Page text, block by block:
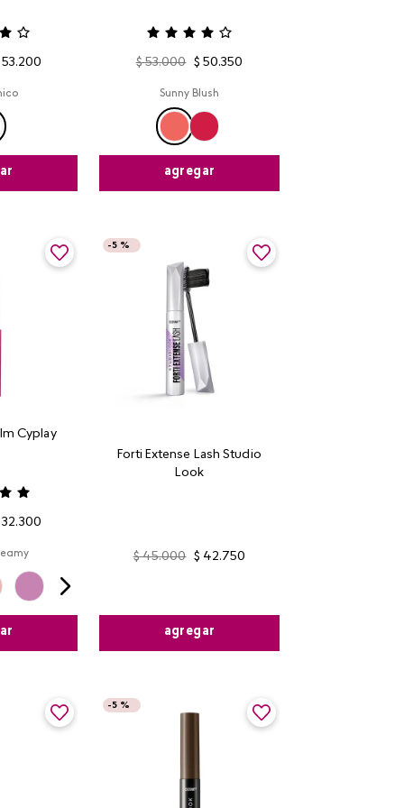
53.200 $ 53.000 $ 50.350
Sunny Blush
agregar
Cyplay
32.300
Forti Extense Lash Studio
Look
-5 %
$ 45.000 $ 42.750
agregar
-5 %